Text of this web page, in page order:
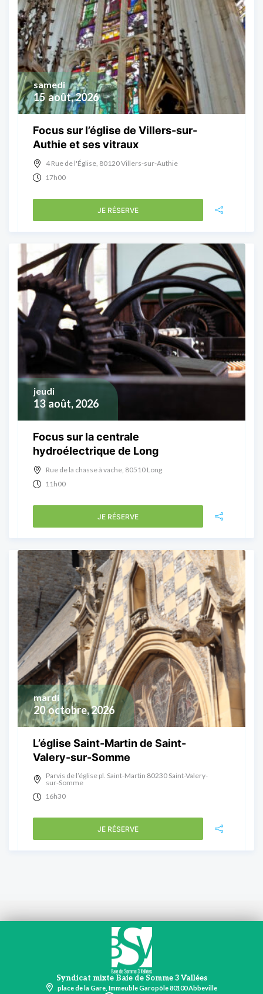
15 août, 2026
samedi
Focus sur l’église de Villers-sur-
Authie et ses vitraux
4 Rue de l'Église, 80120 Villers-sur-Authie
17h00
JE RÉSERVE
13 août, 2026
jeudi
Focus sur la centrale
hydroélectrique de Long
Rue de la chasse à vache, 80510 Long
11h00
JE RÉSERVE
20 octobre, 2026
mardi
L’église Saint-Martin de Saint-
Valery-sur-Somme
Parvis de l’église pl. Saint-Martin 80230 Saint-Valery-
sur-Somme
16h30
JE RÉSERVE
Syndicat mixte Baie de Somme 3 Vallées
place de la Gare, Immeuble Garopôle 80100 Abbeville